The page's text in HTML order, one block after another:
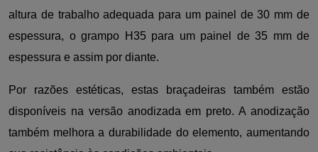
altura de trabalho adequada para um painel de 30 mm de
espessura, o grampo H35 para um painel de 35 mm de
espessura e assim por diante.
Por razões estéticas, estas braçadeiras também estão
disponíveis na versão anodizada em preto. A anodização
também melhora a durabilidade do elemento, aumentando